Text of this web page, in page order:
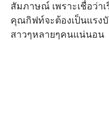
สัมภาษณ์ เพราะเชื่อว่าเ
คุณกิฟท์จะต้องเป็นแรง
สาวๆหลายๆคนแน่นอน